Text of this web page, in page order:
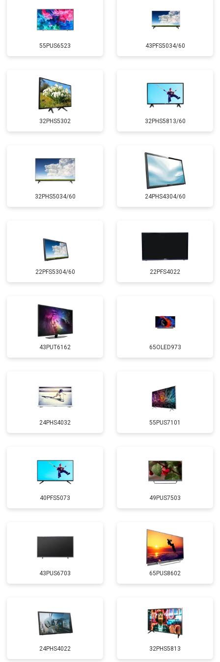
55PUS6523 43PFS5034/60
32PHS5302 32PHS5813/60
32PHS5034/60 24PHS4304/60
22PFS5304/60 22PFS4022
43PUT6162 65OLED973
24PHS4032 55PUS7101
40PFS5073 49PUS7503
43PUS6703 65PUS8602
24PHS4022 32PHS5813